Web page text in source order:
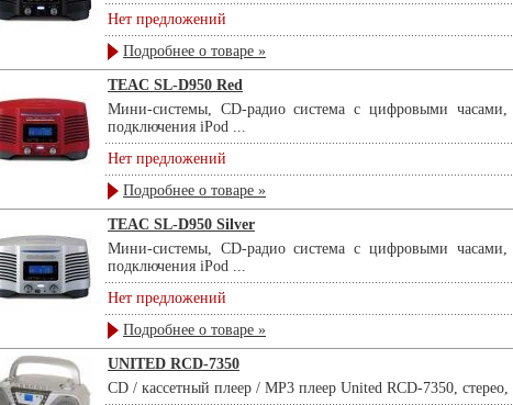
Нет предложений
Подробнее о товаре »
TEAC SL-D950 Red
Мини-системы, CD-радио система с цифровыми
подключения iPod ...
Нет предложений
Подробнее о товаре »
TEAC SL-D950 Silver
Мини-системы, CD-радио система с цифровыми
подключения iPod ...
Нет предложений
Подробнее о товаре »
UNITED RCD-7350
CD / кассетный плеер / MP3 плеер United RCD-7350,